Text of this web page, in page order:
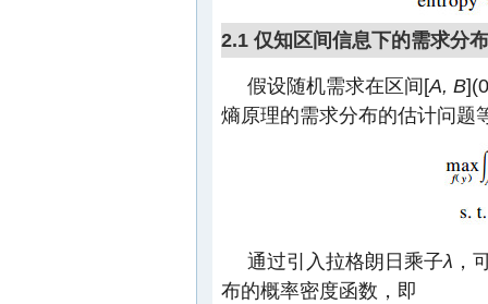
2.1 仅知区间信息下的需求分
假设随机需求在区间[A, B
熵原理的需求分布的估计问题
通过引入拉格朗日乘子λ ，
布的概率密度函数，即